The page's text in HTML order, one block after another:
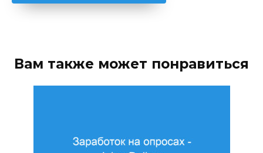
Вам также может понравиться